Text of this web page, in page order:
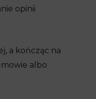
opinii
a kończąc na
albo